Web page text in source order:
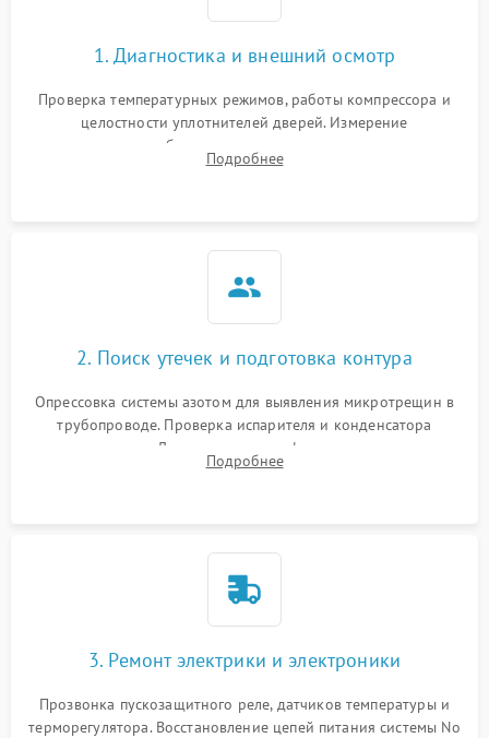
1. Диагностика и внешний осмотр
Проверка температурных режимов, работы компрессора и
целостности уплотнителей дверей. Измерение
сопротивления обмоток мотора, проверка термостата и
считывание кодов ошибок с электронного дисплея.
Подробнее
2. Поиск утечек и подготовка контура
Опрессовка системы азотом для выявления микротрещин в
трубопроводе. Проверка испарителя и конденсатора
течеискателем. Демонтаж старого фильтра-осушителя и
продувка капиллярной трубки для устранения засоров.
Подробнее
3. Ремонт электрики и электроники
Прозвонка пускозащитного реле, датчиков температуры и
терморегулятора. Восстановление цепей питания системы No